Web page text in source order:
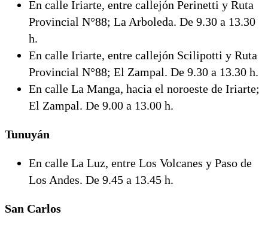
En calle Iriarte, entre callejón Perinetti y Ruta
Provincial N°88; La Arboleda. De 9.30 a 13.30
h.
En calle Iriarte, entre callejón Scilipotti y Ruta
Provincial N°88; El Zampal. De 9.30 a 13.30 h.
En calle La Manga, hacia el noroeste de Iriarte;
El Zampal. De 9.00 a 13.00 h.
Tunuyán
En calle La Luz, entre Los Volcanes y Paso de
Los Andes. De 9.45 a 13.45 h.
San Carlos